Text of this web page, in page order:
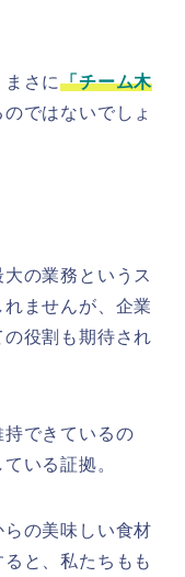
まさに「チーム木
ではないでしょ
の業務というス
ませんが、企業
役割も期待され
できているの
いる証拠。
の美味しい食材
と、私たちもも